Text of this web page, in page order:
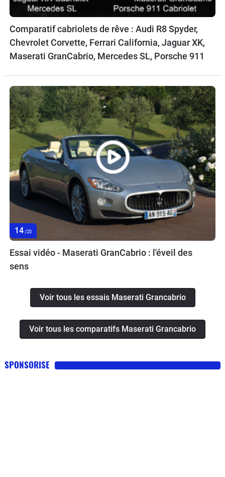
Comparatif cabriolets de rêve : Audi R8 Spyder,
Chevrolet Corvette, Ferrari California, Jaguar XK,
Maserati GranCabrio, Mercedes SL, Porsche 911
14 /20
Essai vidéo - Maserati GranCabrio : l'éveil des
sens
Voir tous les essais Maserati Grancabrio
Voir tous les comparatifs Maserati Grancabrio
SPONSORISE